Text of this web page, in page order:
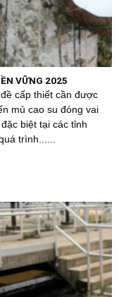
VỮNG 2025
cấp thiết cần được
mủ cao su đóng vai
biệt tại các tỉnh
trình......